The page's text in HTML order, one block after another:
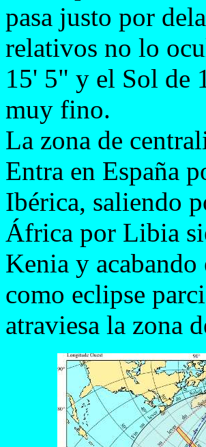
pasa justo por
relativos no lo
15' 5" y el Sol de
muy fino.
La zona de
Entra en España
Ibérica, saliendo
África por Libia
Kenia y
como eclipse
atraviesa la zona